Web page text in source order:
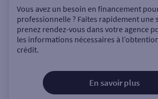
Vous avez un besoin en financement
professionnelle ? Faites rapidement une
prenez rendez-vous dans votre agence
les informations nécessaires à
crédit.
En savoir plus